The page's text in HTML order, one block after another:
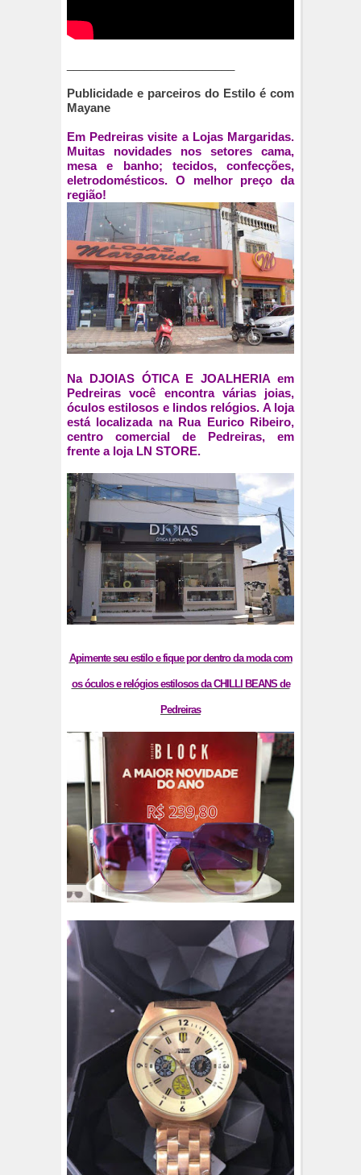
Publicidade e parceiros do Estilo é com
Mayane
Em Pedreiras visite a Lojas Margaridas.
Muitas novidades nos setores cama,
mesa e banho; tecidos, confecções,
eletrodomésticos. O melhor preço da
região!
Na DJOIAS ÓTICA E JOALHERIA em
Pedreiras você encontra várias joias,
óculos estilosos e lindos relógios. A loja
está localizada na Rua Eurico Ribeiro,
centro comercial de Pedreiras, em
frente a loja LN STORE.
Apimente seu estilo e fique por dentro da moda com
os óculos e relógios estilosos da CHILLI BEANS de
Pedreiras